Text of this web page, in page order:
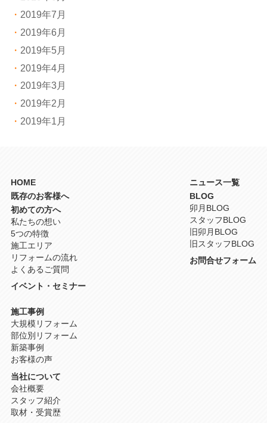
2019年7月
2019年6月
2019年5月
2019年4月
2019年3月
2019年2月
2019年1月
HOME
既存のお客様へ
初めての方へ
私たちの想い
5つの特徴
施工エリア
リフォームの流れ
よくあるご質問
イベント・セミナー
施工事例
大規模リフォーム
部位別リフォーム
新築事例
お客様の声
当社について
会社概要
スタッフ紹介
取材・受賞歴
ニュース一覧
BLOG
卯月BLOG
スタッフBLOG
旧卯月BLOG
旧スタッフBLOG
お問合せフォーム